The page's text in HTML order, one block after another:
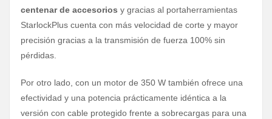
centenar de accesorios y gracias al portaherramientas
StarlockPlus cuenta con más velocidad de corte y mayor
precisión gracias a la transmisión de fuerza 100% sin
pérdidas.
Por otro lado, con un motor de 350 W también ofrece una
efectividad y una potencia prácticamente idéntica a la
versión con cable protegido frente a sobrecargas para una